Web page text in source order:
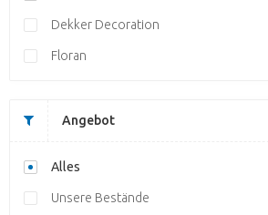
Dekker Decoration
Floran
Angebot
Alles
Unsere Bestände